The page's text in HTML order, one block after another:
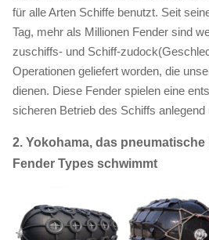
für alle Arten Schiffe benutzt. Seit
Tag, mehr als Millionen Fender sind
zuschiffs- und Schiff-
Operationen geliefert worden, die
dienen. Diese Fender spielen eine
sicheren Betrieb des Schiffs
2. Yokohama, das
Fender Types schwimmt